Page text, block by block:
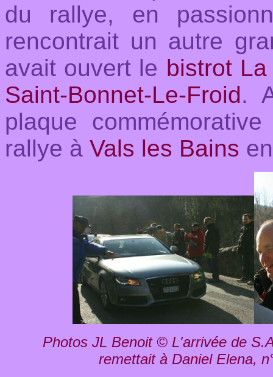
du rallye, en
rencontrait un autre
avait ouvert le bistrot
Saint-Bonnet-Le-Froid.
plaque
rallye à Vals les Bains
Photos JL Benoit © L'arrivée de
remettait à Daniel Elena,